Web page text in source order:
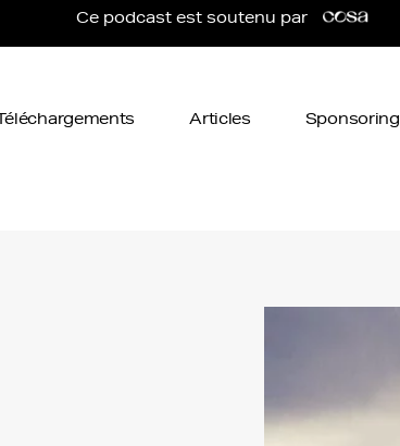
Ce podcast est soutenu par
Articles Sponsoring